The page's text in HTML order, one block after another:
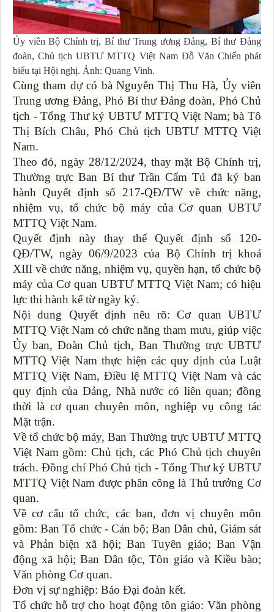
Ủy viên Bộ Chính trị, Bí thư Trung ương Đảng, Bí thư Đảng
đoàn, Chủ tịch UBTƯ MTTQ Việt Nam Đỗ Văn Chiến phát
biểu tại Hội nghị. Ảnh: Quang Vinh.
Cùng tham dự có bà Nguyễn Thị Thu Hà, Ủy viên
Trung ương Đảng, Phó Bí thư Đảng đoàn, Phó Chủ
tịch - Tổng Thư ký UBTƯ MTTQ Việt Nam; bà Tô
Thị Bích Châu, Phó Chủ tịch UBTƯ MTTQ Việt
Nam.
Theo đó, ngày 28/12/2024, thay mặt Bộ Chính trị,
Thường trực Ban Bí thư Trần Cẩm Tú đã ký ban
hành Quyết định số 217-QĐ/TW về chức năng,
nhiệm vụ, tổ chức bộ máy của Cơ quan UBTƯ
MTTQ Việt Nam.
Quyết định này thay thế Quyết định số 120-
QĐ/TW, ngày 06/9/2023 của Bộ Chính trị khoá
XIII về chức năng, nhiệm vụ, quyền hạn, tổ chức bộ
máy của Cơ quan UBTƯ MTTQ Việt Nam; có hiệu
lực thi hành kể từ ngày ký.
Nội dung Quyết định nêu rõ: Cơ quan UBTƯ
MTTQ Việt Nam có chức năng tham mưu, giúp việc
Ủy ban, Đoàn Chủ tịch, Ban Thường trực UBTƯ
MTTQ Việt Nam thực hiện các quy định của Luật
MTTQ Việt Nam, Điều lệ MTTQ Việt Nam và các
quy định của Đảng, Nhà nước có liên quan; đồng
thời là cơ quan chuyên môn, nghiệp vụ công tác
Mặt trận.
Về tổ chức bộ máy, Ban Thường trực UBTƯ MTTQ
Việt Nam gồm: Chủ tịch, các Phó Chủ tịch chuyên
trách. Đồng chí Phó Chủ tịch - Tổng Thư ký UBTƯ
MTTQ Việt Nam được phân công là Thủ trưởng Cơ
quan.
Về cơ cấu tổ chức, các ban, đơn vị chuyên môn
gồm: Ban Tổ chức - Cán bộ; Ban Dân chủ, Giám sát
và Phản biện xã hội; Ban Tuyên giáo; Ban Vận
động xã hội; Ban Dân tộc, Tôn giáo và Kiều bào;
Văn phòng Cơ quan.
Đơn vị sự nghiệp: Báo Đại đoàn kết.
Tổ chức hỗ trợ cho hoạt động tôn giáo: Văn phòng